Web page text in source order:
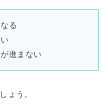
る
進まない
ょう。